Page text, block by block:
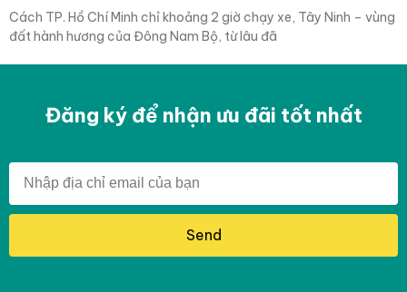
Cách TP. Hồ Chí Minh chỉ khoảng 2 giờ chạy xe, Tây Ninh – vùng
đất hành hương của Đông Nam Bộ, từ lâu đã
Đăng ký để nhận ưu đãi tốt nhất
Send